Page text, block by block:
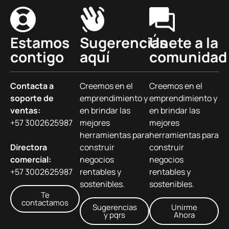
Estamos
contigo
Contacta a
soporte de
ventas:
+57 3002625987
Directora
comercial:
+57 3002625987
Te
contactamos
Sugerencias
aquí
Creemos en el
emprendimiento y
en brindar las
mejores
herramientas para
construir
negocios
rentables y
sostenibles.
Sugerencias
y pqrs
Únete a la
comunidad
Creemos en el
emprendimiento y
en brindar las
mejores
herramientas para
construir
negocios
rentables y
sostenibles.
Unirme
Ahora